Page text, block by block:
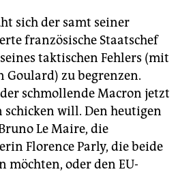
sich der samt seiner
französische Staatschef
taktischen Fehlers (mit
zu begrenzen.
schmollende Macron jetzt
schicken will. Den heutigen
Le Maire, die
Florence Parly, die beide
möchten, oder den EU-